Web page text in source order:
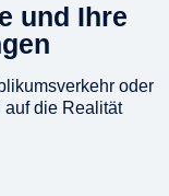
und Ihre
oder
auf die Realität